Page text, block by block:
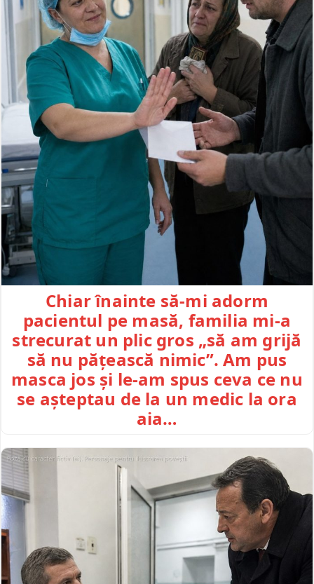
Chiar înainte să-mi adorm
pacientul pe masă, familia mi-a
strecurat un plic gros „să am grijă
să nu pățească nimic”. Am pus
masca jos și le-am spus ceva ce nu
se așteptau de la un medic la ora
aia…